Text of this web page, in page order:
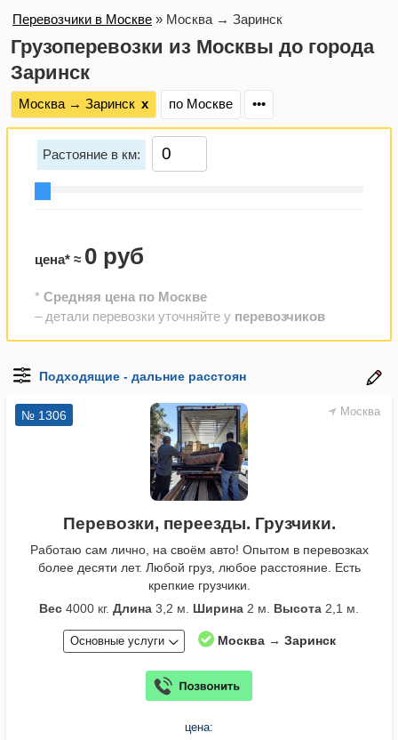
Перевозчики в Москве » Москва → Заринск
Грузоперевозки из Москвы до города
Заринск
Москва → Заринск х по Москве •••
Растояние в км:
цена* ≈ 0 руб
* Средняя цена по Москве
– детали перевозки уточняйте у перевозчиков
Москва
№ 1306
Перевозки, переезды. Грузчики.
Работаю сам лично, на своём авто! Опытом в перевозках
более десяти лет. Любой груз, любое расстояние. Есть
крепкие грузчики.
Вес 4000 кг. Длина 3,2 м. Ширина 2 м. Высота 2,1 м.
Основные услуги Москва → Заринск
цена: